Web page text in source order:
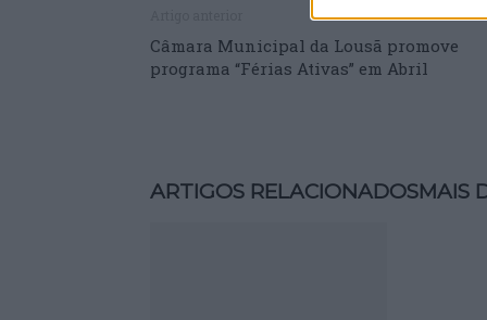
Câmara Municipal da Lousã promove
programa “Férias Ativas” em Abril
ARTIGOS RELACIONADOSMAIS